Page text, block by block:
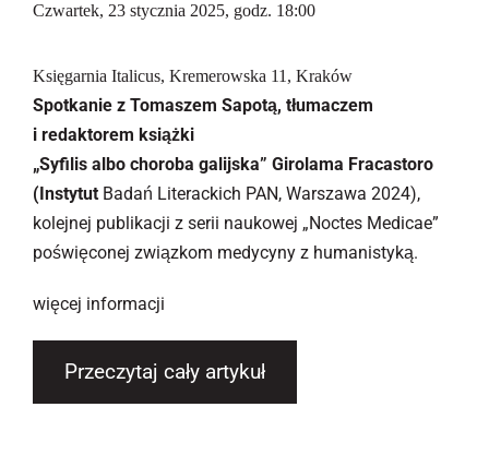
Czwartek, 23 stycznia 2025, godz. 18:00
Księgarnia Italicus, Kremerowska 11, Kraków
Spotkanie z Tomaszem Sapotą, tłumaczem
i redaktorem książki
„Syfilis albo choroba galijska” Girolama Fracastoro
(Instytut Badań Literackich PAN, Warszawa 2024),
kolejnej publikacji z serii naukowej „Noctes Medicae”
poświęconej związkom medycyny z humanistyką.
więcej informacji
Przeczytaj cały artykuł